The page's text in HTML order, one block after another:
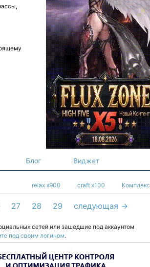
Блог Виджет
relax x900 craft x100 Комплекс
27 28 29 следующая →
сетей или зашедшие под аккаунтом
под своим логином.